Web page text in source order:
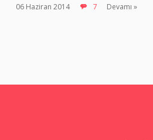
06 Haziran 2014 7 Devamı »